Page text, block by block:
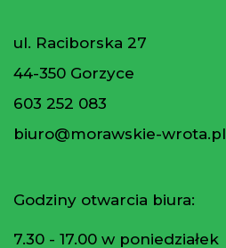
ul. Raciborska 27
44-350 Gorzyce
603 252 083
biuro@morawskie-wrota.pl
Godziny otwarcia biura:
7.30 - 17.00 w poniedziałek